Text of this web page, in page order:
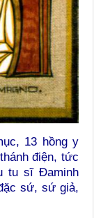
13 hồng y
điện, tức
tu sĩ Đaminh
sứ, sứ giả,